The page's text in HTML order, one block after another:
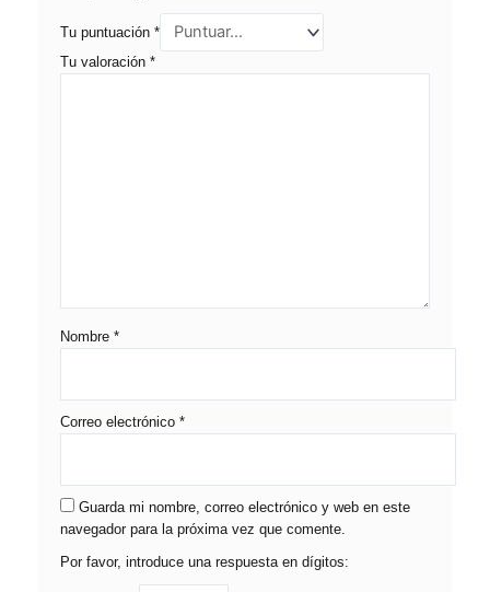
Tu puntuación *
Tu valoración *
Nombre *
Correo electrónico *
Guarda mi nombre, correo electrónico y web en este
navegador para la próxima vez que comente.
Por favor, introduce una respuesta en dígitos: